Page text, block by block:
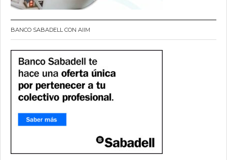
BANCO SABADELL CON AIIM